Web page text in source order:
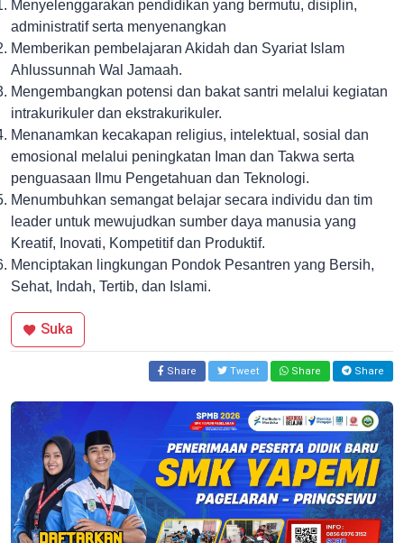
Menyelenggarakan pendidikan yang bermutu, disiplin,
administratif serta menyenangkan
Memberikan pembelajaran Akidah dan Syariat Islam
Ahlussunnah Wal Jamaah.
Mengembangkan potensi dan bakat santri melalui kegiatan
intrakurikuler dan ekstrakurikuler.
Menanamkan kecakapan religius, intelektual, sosial dan
emosional melalui peningkatan Iman dan Takwa serta
penguasaan Ilmu Pengetahuan dan Teknologi.
Menumbuhkan semangat belajar secara individu dan tim
leader untuk mewujudkan sumber daya manusia yang
Kreatif, Inovati, Kompetitif dan Produktif.
Menciptakan lingkungan Pondok Pesantren yang Bersih,
Sehat, Indah, Tertib, dan Islami.
Suka
Share Tweet Share Share